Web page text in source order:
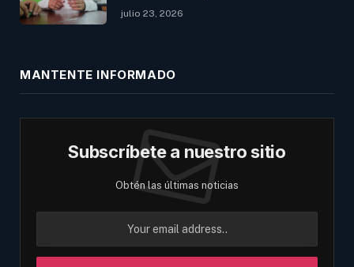
julio 23, 2026
MANTENTE INFORMADO
Subscríbete a nuestro sitio
Obtén las últimas noticias